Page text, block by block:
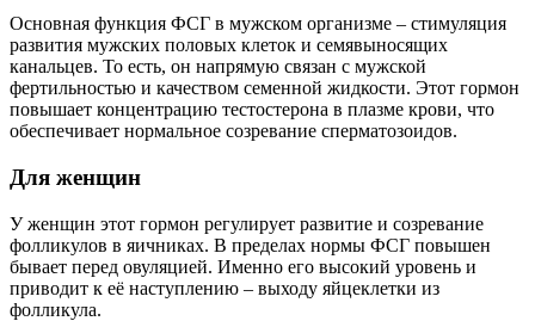
Основная функция ФСГ в мужском организме – стимуляция
развития мужских половых клеток и семявыносящих
канальцев. То есть, он напрямую связан с мужской
фертильностью и качеством семенной жидкости. Этот гормон
повышает концентрацию тестостерона в плазме крови, что
обеспечивает нормальное созревание сперматозоидов.
Для женщин
У женщин этот гормон регулирует развитие и созревание
фолликулов в яичниках. В пределах нормы ФСГ повышен
бывает перед овуляцией. Именно его высокий уровень и
приводит к её наступлению – выходу яйцеклетки из
фолликула.